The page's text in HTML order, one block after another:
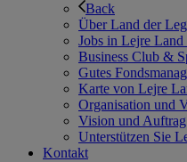
Back
Über Land der
Jobs in Lejre Land
Business Club &
Gutes
Karte von Lejre
Organisation und
Vision und Auftrag
Unterstützen Sie
Kontakt